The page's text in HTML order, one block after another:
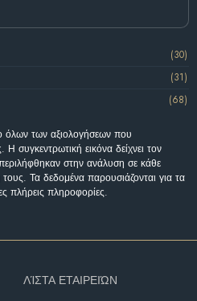
(30)
(31)
(68)
όλων των αξιολογήσεων που
συγκεντρωτική εικόνα δείχνει τον
στην ανάλυση σε κάθε
Τα δεδομένα παρουσιάζονται για τα
πλήρεις πληροφορίες.
ΛΊΣΤΑ ΕΤΑΙΡΕΙΏΝ